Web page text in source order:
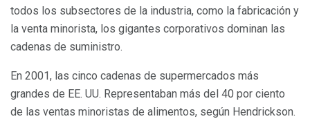
todos los subsectores de la industria, como la fabricación y
la venta minorista, los gigantes corporativos dominan las
cadenas de suministro.
En 2001, las cinco cadenas de supermercados más
grandes de EE. UU. Representaban más del 40 por ciento
de las ventas minoristas de alimentos, según Hendrickson.